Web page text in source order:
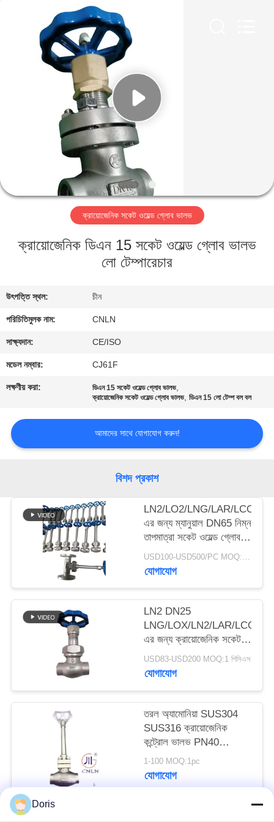
আমাদের
সম্পর্কে
কারখানা
মান
নিয়ন্ত্রণ
যোগাযোগ
করুন
খবর
উদ্ধৃতির
জন্য
আবেদন
ম্যাপ
ক্রায়োজেনিক সকেট ওয়েল্ড গ্লোব ভালভ
ক্রায়োজেনিক ডিএন 15 সকেট ওয়েল্ড গ্লোব ভালভ
লো টেম্পারেচার
উৎপত্তি স্থল: চীন
পরিচিতিমুলক নাম: CNLN
সাক্ষ্যদান: CE/ISO
মডেল নম্বার: CJ61F
লক্ষণীয় করা: ডিএন 15 সকেট ওয়েল্ড গ্লোব ভালভ,
ক্রায়োজেনিক সকেট ওয়েল্ড গ্লোব ভালভ,ডিএন 15 লো টেম্প বল বল
আমাদের সাথে যোগাযোগ করুন!
বিশদ প্রকাশ
LN2/LO2/LNG/LAR/LCO2-
এর জন্য ম্যানুয়াল DN65 নিম্ন
তাপমাত্রা সকেট ওয়েল্ড গ্লোব
ভালভ
USD100-USD500/PC MOQ:1pc
যোগাযোগ
LN2 DN25
LNG/LOX/LN2/LAR/LCO2
এর জন্য ক্রায়োজেনিক সকেট
ওয়েল্ড গ্লোব ভালভ DJ61F-
40P
USD83-USD200 MOQ:1 পিসিএস
যোগাযোগ
তরল অ্যামোনিয়া SUS304
SUS316 ক্রায়োজেনিক
কন্ট্রোল ভালভ PN40
-196~+80°C
1-100 MOQ:1pc
যোগাযোগ
Doris